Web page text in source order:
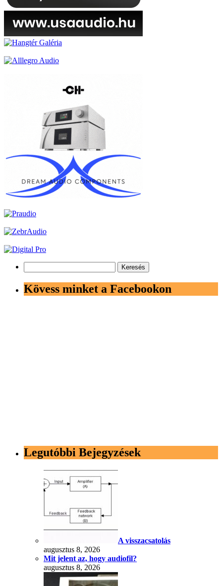
Kövess minket a Facebookon
Legutóbbi Bejegyzések
A visszacsatolás
augusztus 8, 2026
Mit jelent az, hogy audiofil?
augusztus 8, 2026